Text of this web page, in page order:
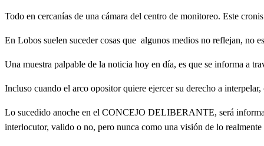
Todo en cercanías de una cámara del centro de monitoreo. Este
En Lobos suelen suceder cosas que algunos medios no reflejan, no
Una muestra palpable de la noticia hoy en día, es que se informa a
Incluso cuando el arco opositor quiere ejercer su derecho a
Lo sucedido anoche en el CONCEJO DELIBERANTE, será
interlocutor, valido o no, pero nunca como una visión de lo